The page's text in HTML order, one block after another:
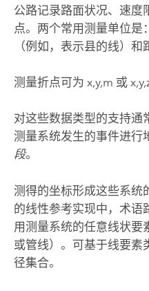
公路记录路面状况、速度
点。两个常用测量单位是
（例如，表示县的线）和
测量折点可为 x,y,m 或
对这些数据类型的支持通
测量系统发生的事件进行
段。
测得的坐标形成这些系统
的线性参考实现中，术语
用测量系统的任意线状要
或管线）。可基于线要素
径集合。